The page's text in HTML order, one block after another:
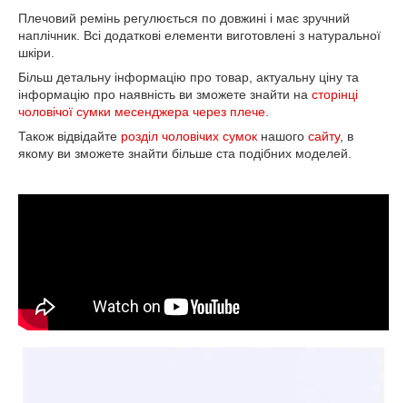
Плечовий ремінь регулюється по довжині і має зручний
наплічник. Всі додаткові елементи виготовлені з натуральної
шкіри.
Більш детальну інформацію про товар, актуальну ціну та
інформацію про наявність ви зможете знайти на сторінці
чоловічої сумки месенджера через плече
Також відвідайте розділ чоловічих сумок нашого сайту, в
якому ви зможете знайти більше ста подібних моделей.